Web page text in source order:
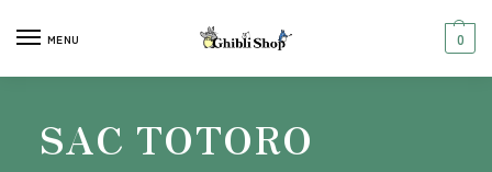
MENU 0
SAC TOTORO